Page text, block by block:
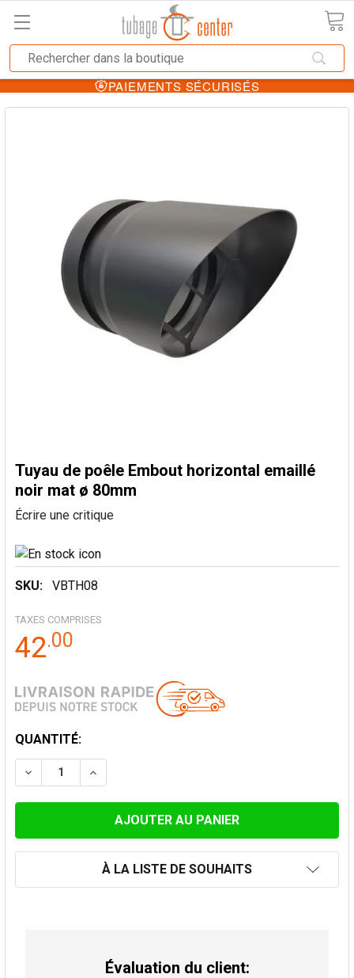
PAIEMENTS SÉCURISÉS
Tuyau de poêle Embout horizontal emaillé
noir mat ø 80mm
Écrire une critique
SKU: VBTH08
TAXES COMPRISES
42.00
STOCK
ACTUEL:
QUANTITÉ:
DIMINUER LA QUANTITÉ DE TUYAU DE POÊLE
AUGMENTER LA QUANTITÉ DE TUYAU DE
À LA LISTE DE SOUHAITS
Évaluation du client: